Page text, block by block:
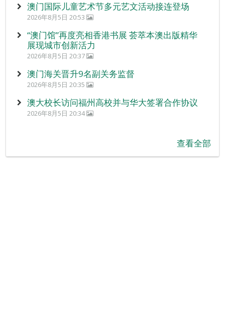
澳门国际儿童艺术节多元艺文活动接连登场
2026年8月5日 20:53
“澳门馆”再度亮相香港书展 荟萃本澳出版精华
展现城市创新活力
2026年8月5日 20:37
澳门海关晋升9名副关务监督
2026年8月5日 20:35
澳大校长访问福州高校并与华大签署合作协议
2026年8月5日 20:34
查看全部